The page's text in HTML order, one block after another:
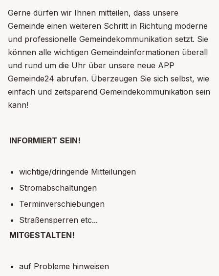
Gerne dürfen wir Ihnen mitteilen, dass unsere
Gemeinde einen weiteren Schritt in Richtung moderne
und professionelle Gemeindekommunikation setzt. Sie
können alle wichtigen Gemeindeinformationen überall
und rund um die Uhr über unsere neue APP
Gemeinde24 abrufen. Überzeugen Sie sich selbst, wie
einfach und zeitsparend Gemeindekommunikation sein
kann!
INFORMIERT SEIN!
wichtige/dringende Mitteilungen
Stromabschaltungen
Terminverschiebungen
Straßensperren etc...
MITGESTALTEN!
auf Probleme hinweisen